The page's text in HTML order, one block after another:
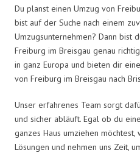
Du planst einen Umzug von
bist auf der Suche nach einem
Umzugsunternehmen? Dann bist
Freiburg im Breisgau genau
in ganz Europa und bieten dir
von Freiburg im Breisgau nach
Unser erfahrenes Team sorgt
und sicher abläuft. Egal ob du
ganzes Haus umziehen
Lösungen und nehmen uns Zeit,